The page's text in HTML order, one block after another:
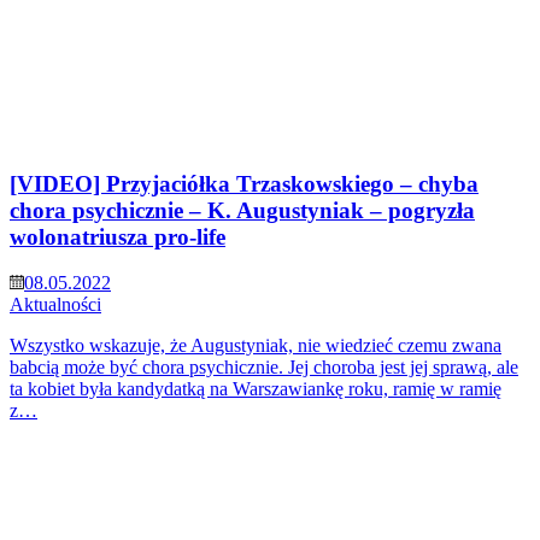
[VIDEO] Przyjaciółka Trzaskowskiego – chyba
chora psychicznie – K. Augustyniak – pogryzła
wolonatriusza pro-life
08.05.2022
Aktualności
Wszystko wskazuje, że Augustyniak, nie wiedzieć czemu zwana
babcią może być chora psychicznie. Jej choroba jest jej sprawą, ale
ta kobiet była kandydatką na Warszawiankę roku, ramię w ramię
z…